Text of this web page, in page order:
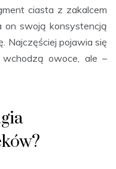
ciasta z zakalcem
on swoją konsystencją
Najczęściej pojawia się
owoce, ale –